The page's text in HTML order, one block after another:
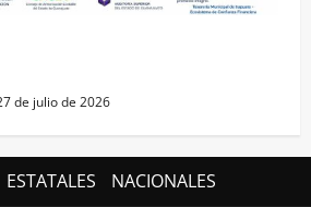
de julio de 2026
ESTATALES NACIONALES